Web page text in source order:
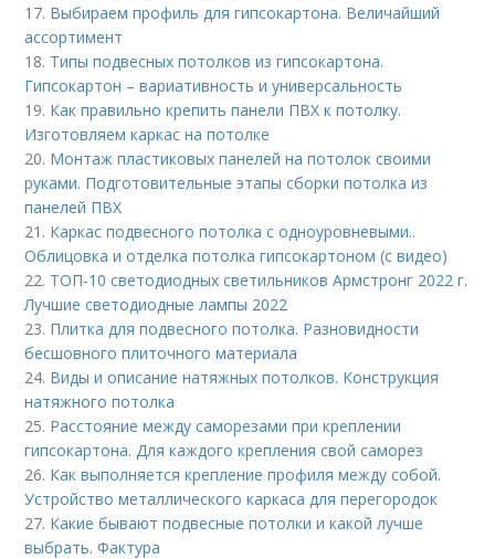
17. Выбираем профиль для гипсокартона. Величайший
ассортимент
18. Типы подвесных потолков из гипсокартона.
Гипсокартон – вариативность и универсальность
19. Как правильно крепить панели ПВХ к потолку.
Изготовляем каркас на потолке
20. Монтаж пластиковых панелей на потолок своими
руками. Подготовительные этапы сборки потолка из
панелей ПВХ
21. Каркас подвесного потолка с одноуровневыми..
Облицовка и отделка потолка гипсокартоном (с видео)
22. ТОП-10 светодиодных светильников Армстронг 2022 г.
Лучшие светодиодные лампы 2022
23. Плитка для подвесного потолка. Разновидности
бесшовного плиточного материала
24. Виды и описание натяжных потолков. Конструкция
натяжного потолка
25. Расстояние между саморезами при креплении
гипсокартона. Для каждого крепления свой саморез
26. Как выполняется крепление профиля между собой.
Устройство металлического каркаса для перегородок
27. Какие бывают подвесные потолки и какой лучше
выбрать. Фактура